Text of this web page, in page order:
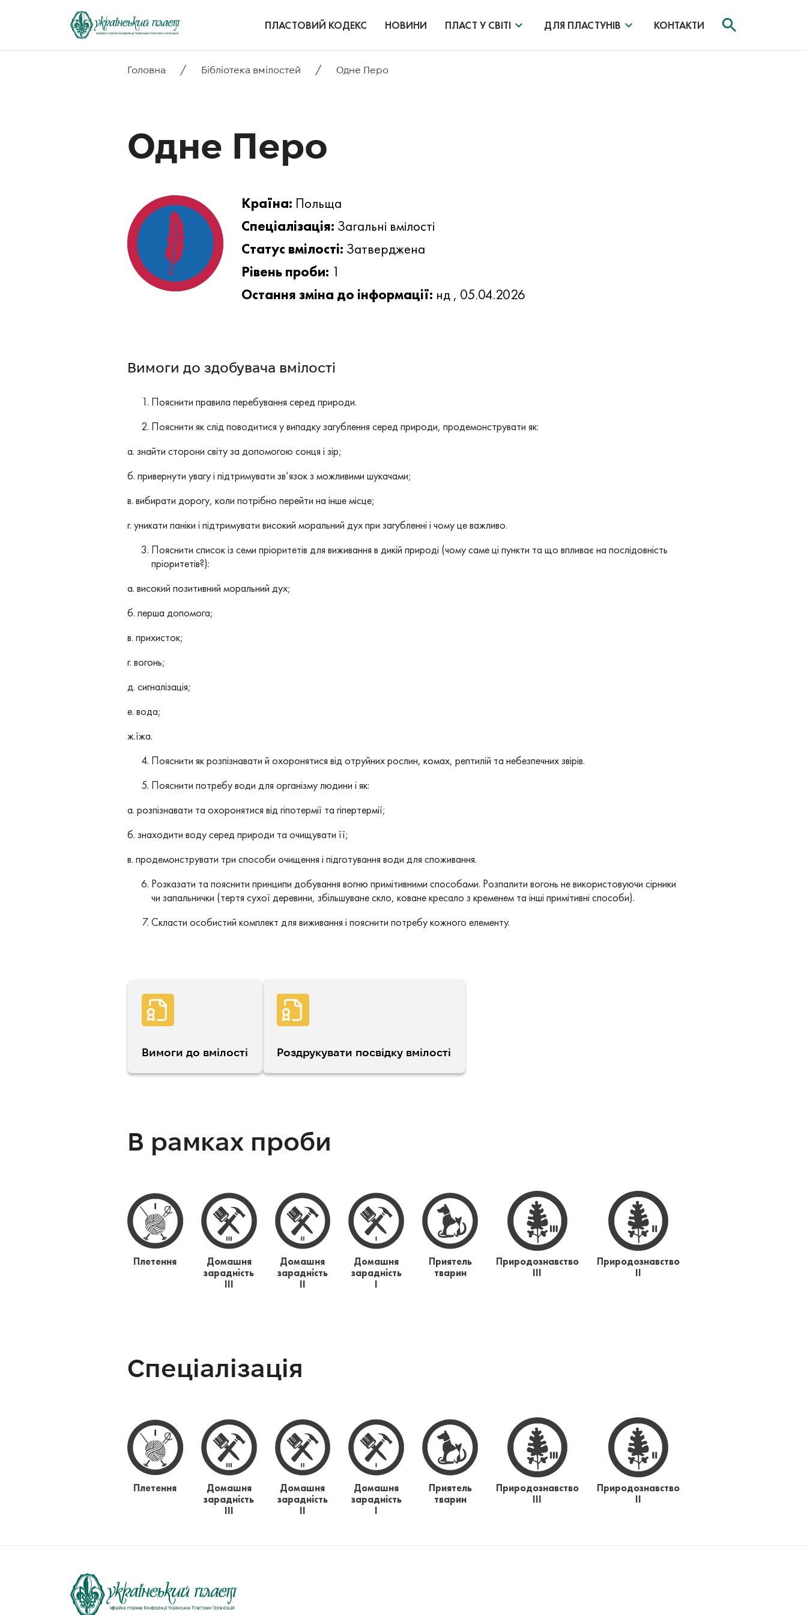
ПЛАСТОВИЙ КОДЕКС НОВИНИ ПЛАСТ У СВІТІ ДЛЯ ПЛАСТУНІВ КОНТАКТИ
Головна / Бібліотека вмілостей / Одне Перо
Одне Перо
Країна: Польща
Спеціалізація: Загальні вмілості
Статус вмілості: Затверджена
Рівень проби: 1
Остання зміна до інформації: нд , 05.04.2026
Вимоги до здобувача вмілості
Пояснити правила перебування серед природи.
Пояснити як слід поводитися у випадку загублення серед природи, продемонструвати як:
а. знайти сторони світу за допомогою сонця і зір;
б. привернути увагу і підтримувати зв’язок з можливими шукачами;
в. вибирати дорогу, коли потрібно перейти на інше місце;
г. уникати паніки і підтримувати високий моральний дух при загубленні і чому це важливо.
Пояснити список із семи пріоритетів для виживання в дикій природі (чому саме ці пункти та що впливає на послідовність
пріоритетів?):
а. високий позитивний моральний дух;
б. перша допомога;
в. прихисток;
г. вогонь;
д. сигналізація;
е. вода;
ж.їжа.
Пояснити як розпізнавати й охоронятися від отруйних рослин, комах, рептилій та небезпечних звірів.
Пояснити потребу води для організму людини і як:
а. розпізнавати та охоронятися від гіпотермії та гіпертермії;
б. знаходити воду серед природи та очищувати її;
в. продемонструвати три способи очищення і підготування води для споживання.
Розказати та пояснити принципи добування вогню примітивними способами. Розпалити вогонь не використовуючи сірники
чи запальнички (тертя сухої деревини, збільшуване скло, коване кресало з кременем та інші примітивні способи).
Скласти особистий комплект для виживання і пояснити потребу кожного елементу.
Вимоги до вмілості Роздрукувати посвідку вмілості
В рамках проби
Плетення
Домашня
зарадність
ІІІ
Домашня
зарадність
ІІ
Домашня
зарадність
І
Приятель
тварин
Природознавство
ІІІ
Природознавство
ІІ
Спеціалізація
Плетення
Домашня
зарадність
ІІІ
Домашня
зарадність
ІІ
Домашня
зарадність
І
Приятель
тварин
Природознавство
ІІІ
Природознавство
ІІ